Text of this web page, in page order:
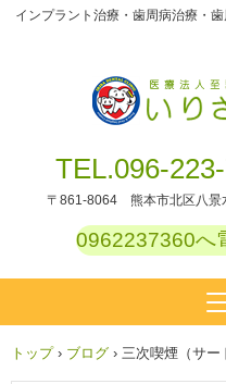
インプラント治療・歯周病治療・
TEL.096-
〒861-8064 熊本市北区八景
0962237360へ
トップ › ブログ › 三次喫煙（サー